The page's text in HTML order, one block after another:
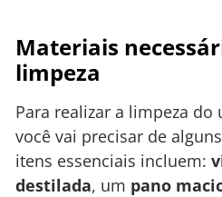
Materiais
limpeza
Para realizar a limpeza
você vai precisar de
itens essenciais incluem:
destilada, um pano